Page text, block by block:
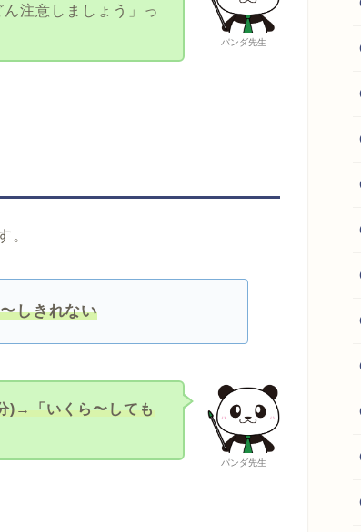
パンダ先生
注意しましょう」っ
。
しきれない
パンダ先生
)→「いくら〜しても